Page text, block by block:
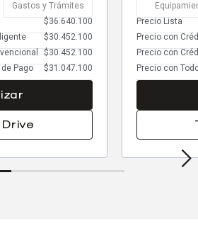
Gastos y Trámites
$36.640.100
$30.452.100
$30.452.100
Pago
$31.047.100
Precio Lista
Precio con
Precio con
Precio con